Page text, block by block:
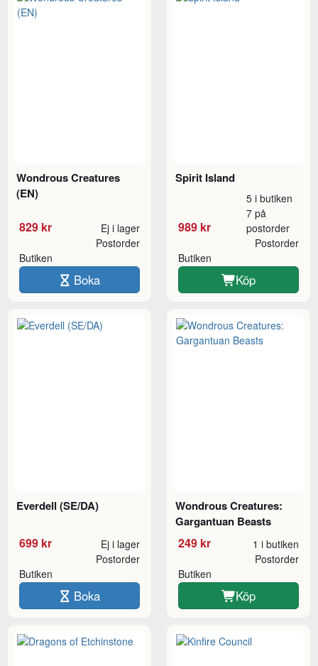
Wondrous Creatures
(EN)
829 kr Ej i lager
Butiken
Postorder
Boka
Spirit Island
989 kr
5 i butiken
7 på
postorder
Butiken
Postorder
Köp
Everdell (SE/DA)
699 kr Ej i lager
Butiken
Postorder
Boka
Wondrous Creatures:
Gargantuan Beasts
249 kr 1 i butiken
Butiken
Postorder
Köp